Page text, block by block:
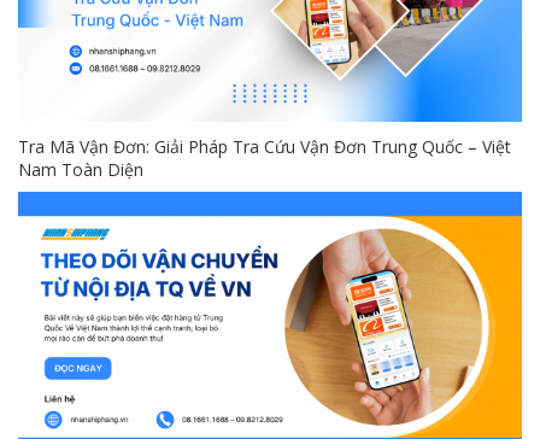
Tra Mã Vận Đơn: Giải Pháp Tra Cứu Vận Đơn Trung Quốc – Việt
Nam Toàn Diện